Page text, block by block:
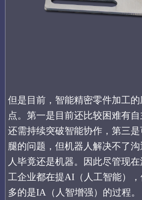
但是目前， 智能精密零件加工
点。第一是目前还比较困难有自
还需持续突破智能协作，第三
腿的问题，但机器人解决不了
人毕竟还是机器。因此尽管现在
工企业都在提AI（人工智能）
多的是IA（人智增强）的过程。